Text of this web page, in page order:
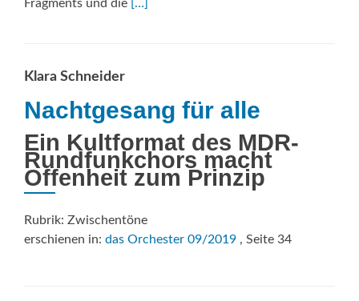
Fragments und die
confessore
C-
KV
339/
Requiem
KV
626
[…]
Klara Schneider
Nachtgesang für alle
Ein Kultformat des MDR-
Rundfunkchors macht
Offenheit zum Prinzip
Rubrik: Zwischentöne
erschienen in: das Orchester 09/2019 , Seite 34